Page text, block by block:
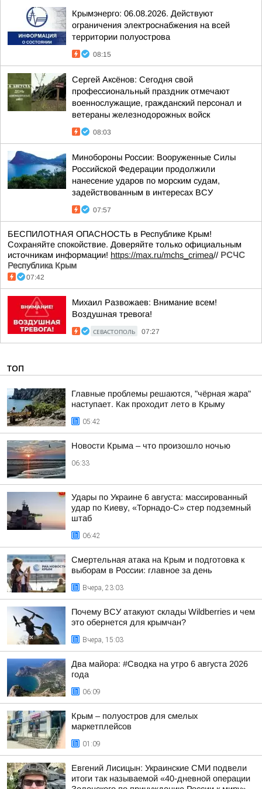
Крымэнерго: 06.08.2026. Действуют
ограничения электроснабжения на всей
территории полуострова
08:15
Сергей Аксёнов: Сегодня свой
профессиональный праздник отмечают
военнослужащие, гражданский персонал и
ветераны железнодорожных войск
08:03
Минобороны России: Вооруженные Силы
Российской Федерации продолжили
нанесение ударов по морским судам,
задействованным в интересах ВСУ
07:57
БЕСПИЛОТНАЯ ОПАСНОСТЬ в Республике Крым!
Сохраняйте спокойствие. Доверяйте только официальным
источникам информации! https://max.ru/mchs_crimea// РСЧС
Республика Крым
07:42
Михаил Развожаев: Внимание всем!
Воздушная тревога!
СЕВАСТОПОЛЬ 07:27
ТОП
Главные проблемы решаются, "чёрная жара"
наступает. Как проходит лето в Крыму
05:42
Новости Крыма – что произошло ночью
06:33
Удары по Украине 6 августа: массированный
удар по Киеву, «Торнадо-С» стер подземный
штаб
06:42
Смертельная атака на Крым и подготовка к
выборам в России: главное за день
Вчера, 23:03
Почему ВСУ атакуют склады Wildberries и чем
это обернется для крымчан?
Вчера, 15:03
Два майора: #Сводка на утро 6 августа 2026
года
06:09
Крым – полуостров для смелых
маркетплейсов
01:09
Евгений Лисицын: Украинские СМИ подвели
итоги так называемой «40-дневной операции